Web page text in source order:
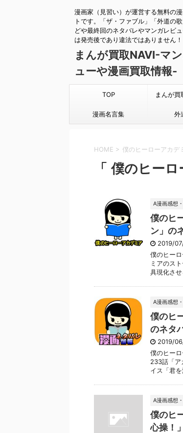
漫画家（見習い）が運営する無料の
トです。「ザ・ファブル」「外道の
どや最終回のネタバレやマンガレビ
は発売後であり違法ではありません！
まんが買取NAVI-マ
ューや漫画買取情報-
TOP まんが買
漫画名言集 外
HOME > 僕のヒーローアカデ
「 僕のヒー
A漫画感想
僕のヒ
ン」の
2019/
僕のヒー
ミアのス
具現化さ
A漫画感想
僕のヒ
のネタ
2019/
僕のヒー
233話「ア
イス「君
A漫画感想
僕のヒ
心操！